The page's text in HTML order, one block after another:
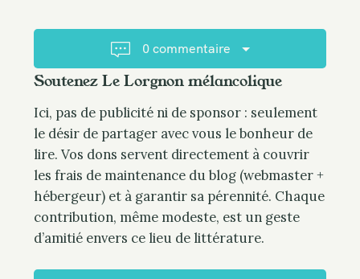
a
i
o
n
0 commentaire
Soutenez Le Lorgnon mélancolique
Ici, pas de publicité ni de sponsor : seulement
le désir de partager avec vous le bonheur de
lire. Vos dons servent directement à couvrir
les frais de maintenance du blog (webmaster +
hébergeur) et à garantir sa pérennité. Chaque
contribution, même modeste, est un geste
d’amitié envers ce lieu de littérature.